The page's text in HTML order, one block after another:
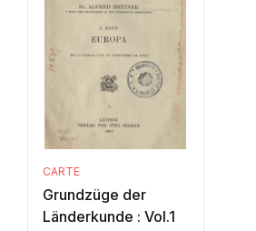
CARTE
Grundzüge der
Länderkunde : Vol.1